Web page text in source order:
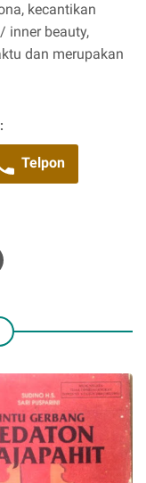
kecantikan
inner beauty,
dan merupakan
Telpon